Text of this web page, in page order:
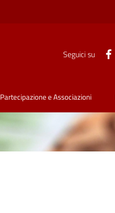
Seguici su
Partecipazione e Associazioni